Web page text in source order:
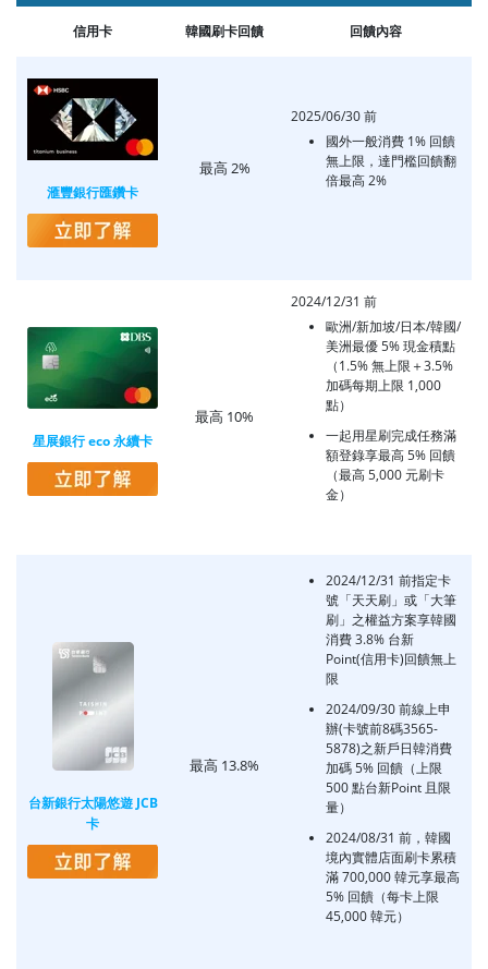
信用卡 韓國刷卡回饋 回饋內容
滙豐銀行匯鑽卡
最高 2%
2025/06/30 前
國外一般消費 1% 回饋
無上限，達門檻回饋翻
倍最高 2%
星展銀行 eco 永續卡
最高 10%
2024/12/31 前
歐洲/新加坡/日本/韓國/
美洲最優 5% 現金積點
（1.5% 無上限＋3.5%
加碼每期上限 1,000
點）
一起用星刷完成任務滿
額登錄享最高 5% 回饋
（最高 5,000 元刷卡
金）
台新銀行太陽悠遊 JCB
卡
最高 13.8%
2024/12/31 前指定卡
號「天天刷」或「大筆
刷」之權益方案享韓國
消費 3.8% 台新
Point(信用卡)回饋無上
限
2024/09/30 前線上申
辦(卡號前8碼3565-
5878)之新戶日韓消費
加碼 5% 回饋（上限
500 點台新Point 且限
量）
2024/08/31 前，韓國
境內實體店面刷卡累積
滿 700,000 韓元享最高
5% 回饋（每卡上限
45,000 韓元）